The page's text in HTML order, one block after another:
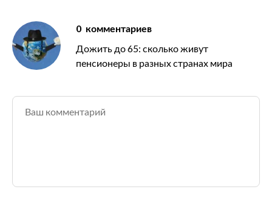
0 комментариев
Дожить до 65: сколько живут
пенсионеры в разных странах мира